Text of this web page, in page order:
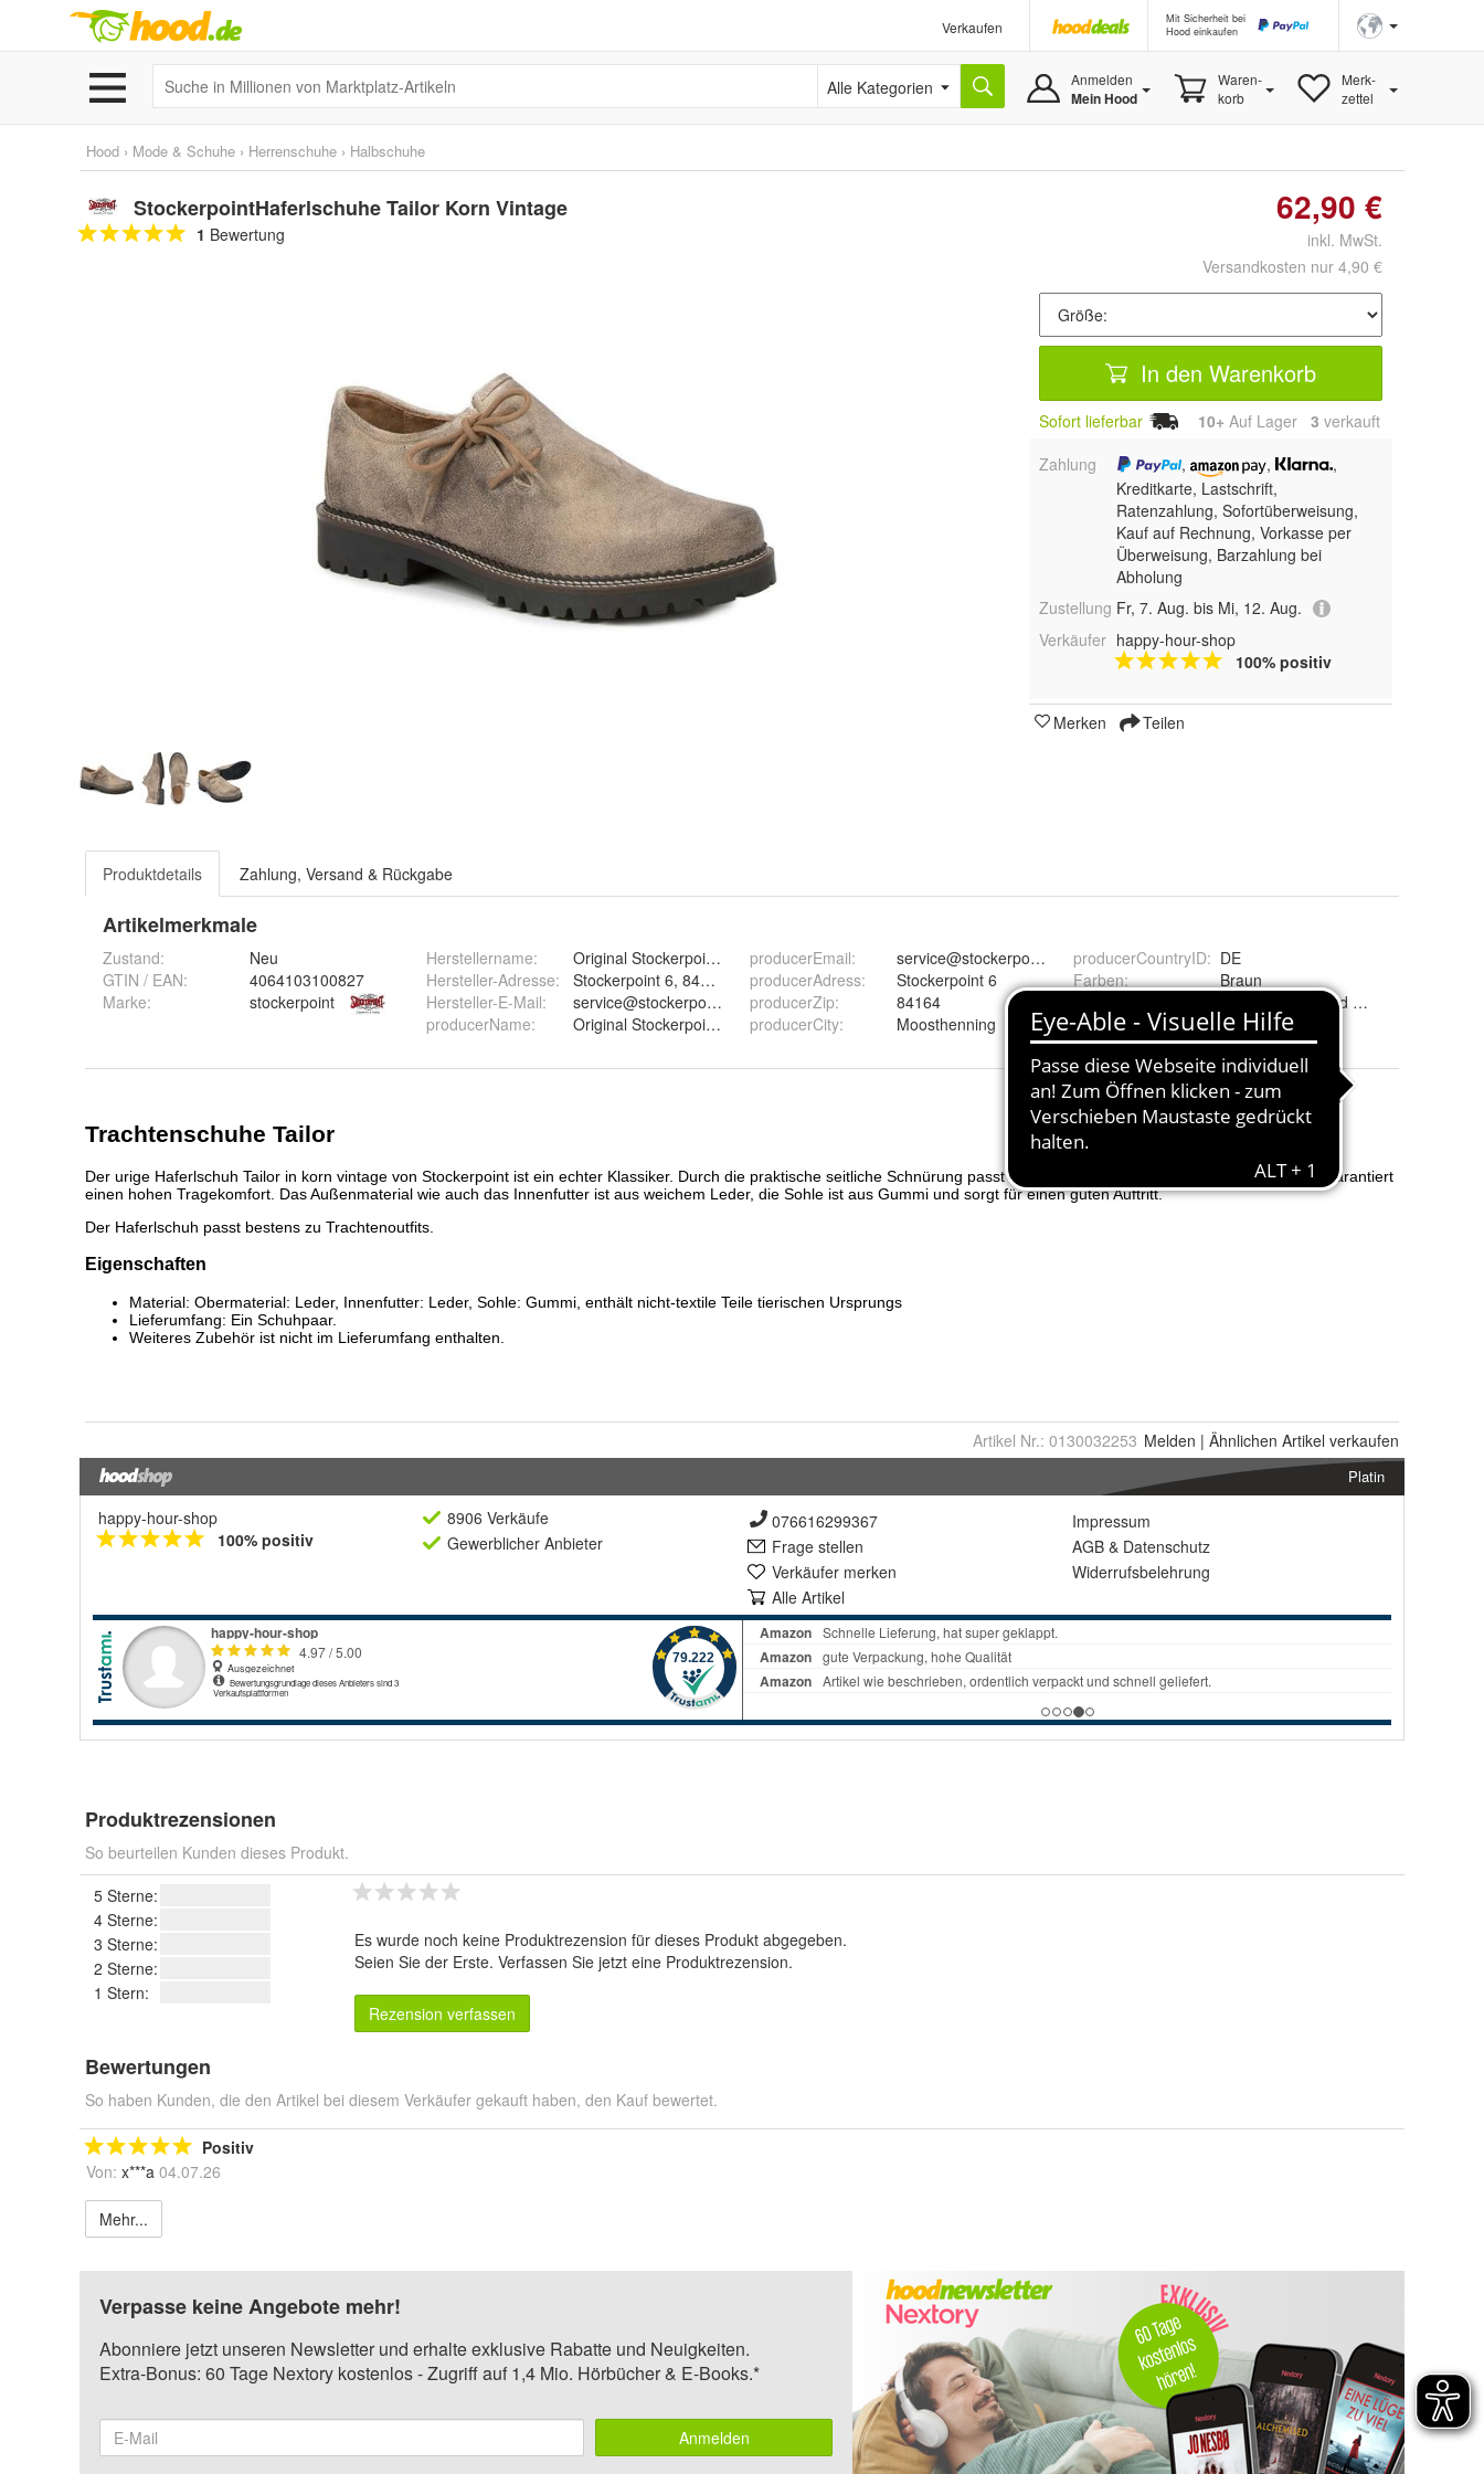
Verkaufen
Mit Sicherheit bei
Hood einkaufen
Alle Kategorien Anmelden
Mein Hood
Waren-
korb
Merk-
zettel
Hood › Mode & Schuhe › Herrenschuhe › Halbschuhe
StockerpointHaferlschuhe Tailor Korn Vintage
1 Bewertung
62,90 €
inkl. MwSt.
Versandkosten nur 4,90 €
In den Warenkorb
Sofort lieferbar 10+ Auf Lager 3 verkauft
Zahlung
, ,
,
Kreditkarte, Lastschrift,
Ratenzahlung, Sofortüberweisung,
Kauf auf Rechnung, Vorkasse per
Überweisung, Barzahlung bei
Abholung
Zustellung Fr, 7. Aug. bis Mi, 12. Aug.
Verkäufer happy-hour-shop
100% positiv
Merken Teilen
Produktdetails Zahlung, Versand & Rückgabe
Artikelmerkmale
Zustand:
Neu
GTIN / EAN:
4064103100827
Marke:
stockerpoint
Herstellername:
Original Stockerpoint GmbH
Hersteller-Adresse:
Stockerpoint 6, 84164 München, DE
Hersteller-E-Mail:
service@stockerpoint.de
producerName: Original Stockerpoint GmbH
producerEmail:
service@stockerpoint.de
producerAdress:
Stockerpoint 6
producerZip:
84164
producerCity: Moosthenning
producerCountryID: DE
Farben:
Braun
41, 43, 44, 46 und 47
Artikel Nr.: 0130032253 Melden | Ähnlichen Artikel verkaufen
Platin
happy-hour-shop
100% positiv
8906 Verkäufe
Gewerblicher Anbieter
076616299367
Frage stellen
Verkäufer merken
Alle Artikel
Impressum
AGB & Datenschutz
Widerrufsbelehrung
Produktrezensionen
So beurteilen Kunden dieses Produkt.
5 Sterne:
4 Sterne:
3 Sterne:
2 Sterne:
1 Stern:
Es wurde noch keine Produktrezension für dieses Produkt abgegeben.
Seien Sie der Erste. Verfassen Sie jetzt eine Produktrezension.
Rezension verfassen
Bewertungen
So haben Kunden, die den Artikel bei diesem Verkäufer gekauft haben, den Kauf bewertet.
Positiv
Von: x***a 04.07.26
Mehr...
Verpasse keine Angebote mehr!
Abonniere jetzt unseren Newsletter und erhalte exklusive Rabatte und Neuigkeiten.
Extra-Bonus: 60 Tage Nextory kostenlos - Zugriff auf 1,4 Mio. Hörbücher & E-Books.*
Anmelden